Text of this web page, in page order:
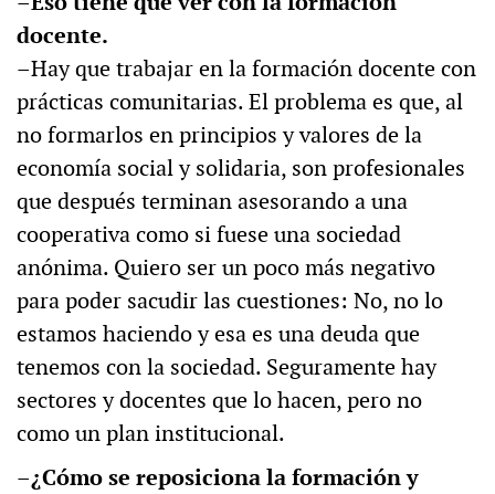
docente.
–Hay que trabajar en la formación docente con
prácticas comunitarias. El problema es que, al
no formarlos en principios y valores de la
economía social y solidaria, son profesionales
que después terminan asesorando a una
cooperativa como si fuese una sociedad
anónima. Quiero ser un poco más negativo
para poder sacudir las cuestiones: No, no lo
estamos haciendo y esa es una deuda que
tenemos con la sociedad. Seguramente hay
sectores y docentes que lo hacen, pero no
como un plan institucional.
–¿Cómo se reposiciona la formación y